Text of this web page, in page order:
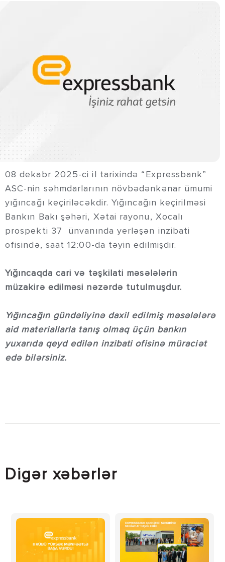
08 dekabr 2025-ci il tarixində “Expressbank”
ASC-nin səhmdarlarının növbədənkənar ümumi
yığıncağı keçiriləcəkdir. Yığıncağın keçirilməsi
Bankın Bakı şəhəri, Xətai rayonu, Xocalı
prospekti 37 ünvanında yerləşən inzibati
ofisində, saat 12:00-da təyin edilmişdir.
Yığıncaqda cari və təşkilati məsələlərin
müzakirə edilməsi nəzərdə tutulmuşdur.
Yığıncağın gündəliyinə daxil edilmiş məsələlərə
aid materiallarla tanış olmaq üçün bankın
yuxarıda qeyd edilən inzibati ofisinə müraciət
edə bilərsiniz.
Digər xəbərlər